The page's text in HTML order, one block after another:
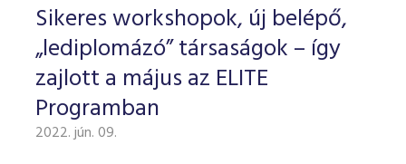
Sikeres workshopok, új belépő,
„lediplomázó” társaságok – így
zajlott a május az ELITE
Programban
2022. jún. 09.